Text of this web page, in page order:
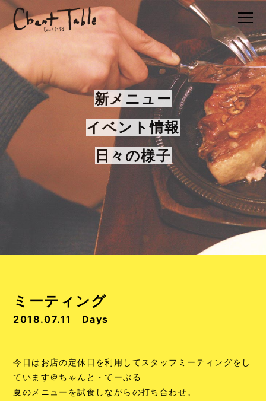
新メニュー
イベント情報
日々の様子
ミーティング
2018.07.11 Days
今日はお店の定休日を利用してスタッフミーティングをし
ています＠ちゃんと・てーぶる
夏のメニューを試食しながらの打ち合わせ。